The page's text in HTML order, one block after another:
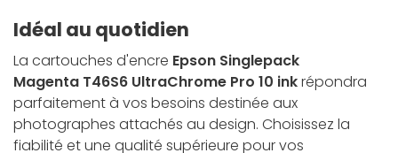
Idéal au quotidien
La cartouches d'encre Epson Singlepack
Magenta T46S6 UltraChrome Pro 10 inkrépondra
parfaitement à vos besoins destinée aux
photographes attachés au design. Choisissez la
fiabilité et une qualité supérieure pour vos